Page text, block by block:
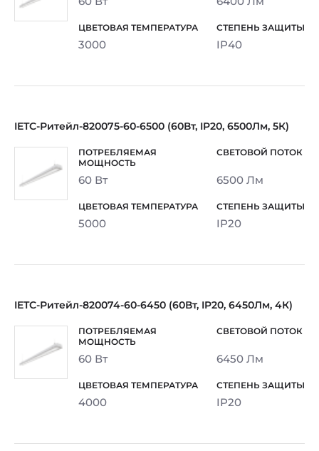
3000 IP40
IETC-Ритейл-820075-60-6500 (60Вт, IP20, 6500Лм, 5К)
60 Вт 6500 Лм
5000 IP20
IETC-Ритейл-820074-60-6450 (60Вт, IP20, 6450Лм, 4К)
60 Вт 6450 Лм
4000 IP20